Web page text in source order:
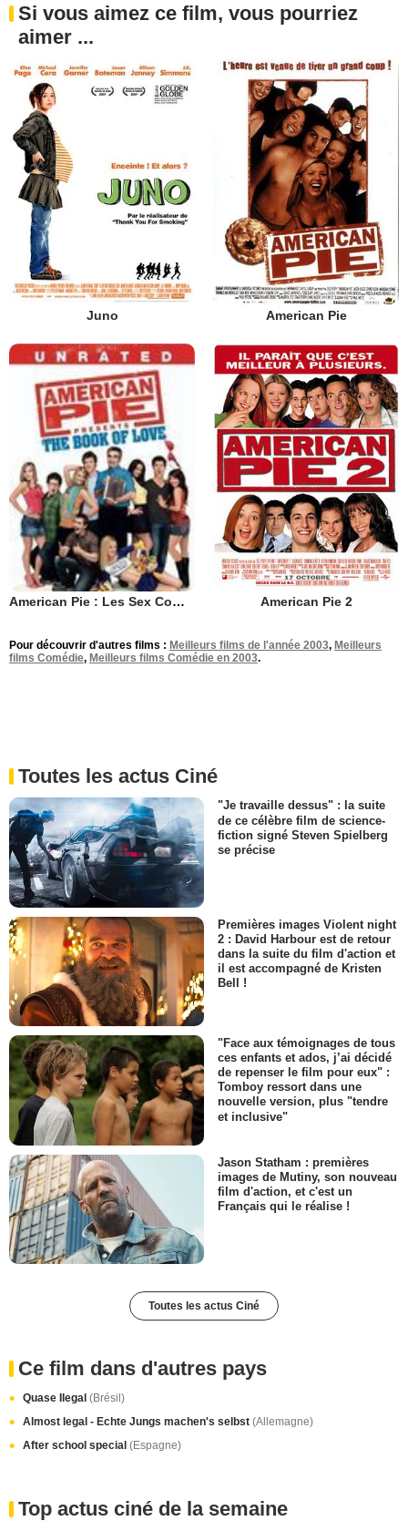
Si vous aimez ce film, vous pourriez
aimer ...
Juno American Pie
American Pie : Les Sex Commandements American Pie 2
Pour découvrir d'autres films : Meilleurs films de l'année 2003, Meilleurs
films Comédie, Meilleurs films Comédie en 2003.
Toutes les actus Ciné
"Je travaille dessus" : la suite
de ce célèbre film de science-
fiction signé Steven Spielberg
se précise
Premières images Violent night
2 : David Harbour est de retour
dans la suite du film d'action et
il est accompagné de Kristen
Bell !
"Face aux témoignages de tous
ces enfants et ados, j’ai décidé
de repenser le film pour eux" :
Tomboy ressort dans une
nouvelle version, plus "tendre
et inclusive"
Jason Statham : premières
images de Mutiny, son nouveau
film d'action, et c'est un
Français qui le réalise !
Toutes les actus Ciné
Ce film dans d'autres pays
Quase Ilegal (Brésil)
Almost legal - Echte Jungs machen's selbst (Allemagne)
After school special (Espagne)
Top actus ciné de la semaine